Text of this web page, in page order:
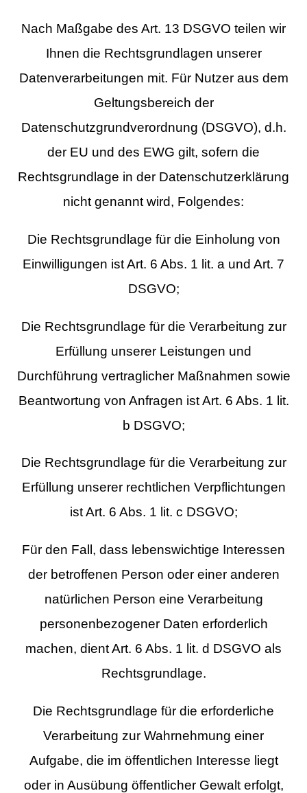
Nach Maßgabe des Art. 13 DSGVO teilen wir
Ihnen die Rechtsgrundlagen unserer
Datenverarbeitungen mit. Für Nutzer aus dem
Geltungsbereich der
Datenschutzgrundverordnung (DSGVO), d.h.
der EU und des EWG gilt, sofern die
Rechtsgrundlage in der Datenschutzerklärung
nicht genannt wird, Folgendes:
Die Rechtsgrundlage für die Einholung von
Einwilligungen ist Art. 6 Abs. 1 lit. a und Art. 7
DSGVO;
Die Rechtsgrundlage für die Verarbeitung zur
Erfüllung unserer Leistungen und
Durchführung vertraglicher Maßnahmen sowie
Beantwortung von Anfragen ist Art. 6 Abs. 1 lit.
b DSGVO;
Die Rechtsgrundlage für die Verarbeitung zur
Erfüllung unserer rechtlichen Verpflichtungen
ist Art. 6 Abs. 1 lit. c DSGVO;
Für den Fall, dass lebenswichtige Interessen
der betroffenen Person oder einer anderen
natürlichen Person eine Verarbeitung
personenbezogener Daten erforderlich
machen, dient Art. 6 Abs. 1 lit. d DSGVO als
Rechtsgrundlage.
Die Rechtsgrundlage für die erforderliche
Verarbeitung zur Wahrnehmung einer
Aufgabe, die im öffentlichen Interesse liegt
oder in Ausübung öffentlicher Gewalt erfolgt,